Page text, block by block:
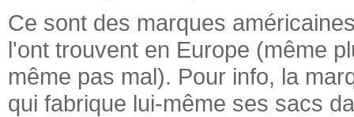
Ce sont des marques
l'ont trouvent en Europe (même
même pas mal). Pour info, la
qui fabrique lui-même ses sacs